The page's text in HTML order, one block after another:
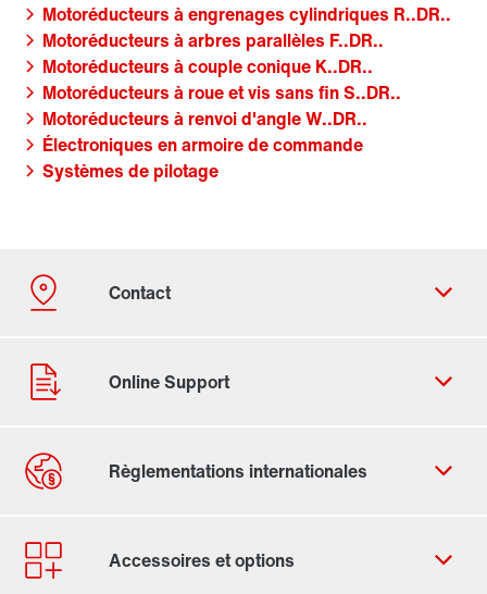
Motoréducteurs à engrenages cylindriques R..DR..
Motoréducteurs à arbres parallèles F..DR..
Motoréducteurs à couple conique K..DR..
Motoréducteurs à roue et vis sans fin S..DR..
Motoréducteurs à renvoi d'angle W..DR..
Électroniques en armoire de commande
Systèmes de pilotage
Formulaire de contact
Trouvez votre Drive Service Partner